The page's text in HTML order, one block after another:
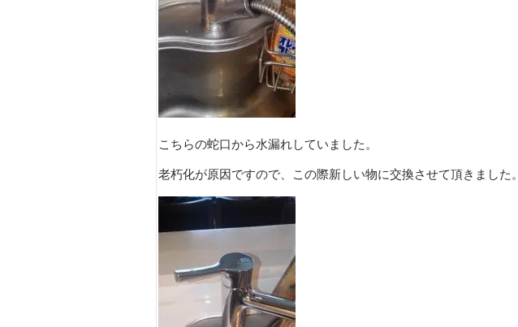
こちらの蛇口から水漏れしていました。
老朽化が原因ですので、この際新しい物に交換させて頂きました。